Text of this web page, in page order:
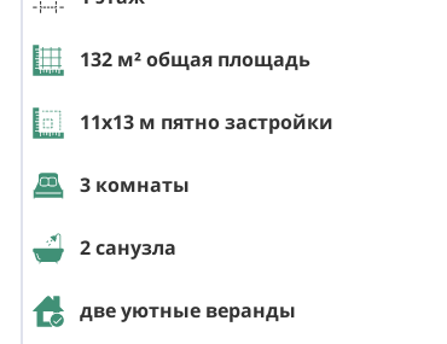
132 м² общая площадь
11х13 м пятно застройки
3 комнаты
2 санузла
две уютные веранды